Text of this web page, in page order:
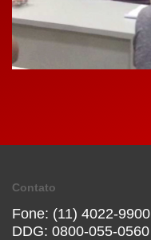
Contato
Fone: (11) 4022-9900
DDG: 0800-055-0560